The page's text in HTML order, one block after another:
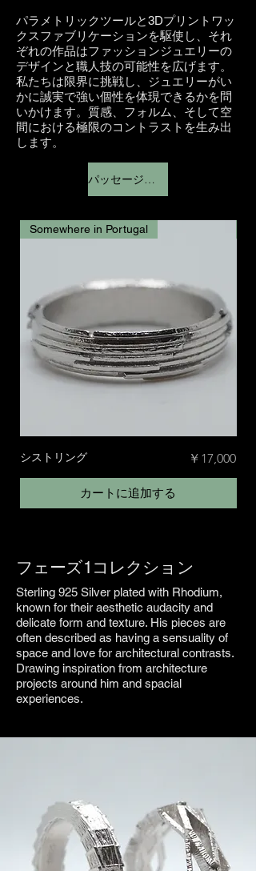
パラメトリックツールと3Dプリントワッ
クスファブリケーションを駆使し、それ
ぞれの作品はファッションジュエリーの
デザインと職人技の可能性を広げます。
私たちは限界に挑戦し、ジュエリーがい
かに誠実で強い個性を体現できるかを問
いかけます。質感、フォルム、そして空
間における極限のコントラストを生み出
します。
パッセージリング
Somewhere in Portugal
シストリング 価格
￥17,000
カートに追加する
フェーズ1コレクション
Sterling 925 Silver plated with Rhodium,
known for their aesthetic audacity and
delicate form and texture. His pieces are
often described as having a sensuality of
space and love for architectural contrasts.
Drawing inspiration from architecture
projects around him and spacial
experiences.